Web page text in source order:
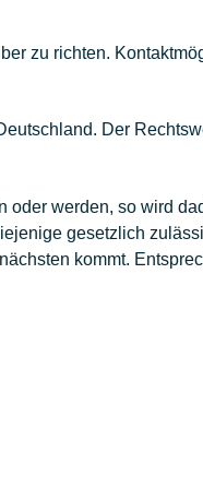
zu richten.
Der
werden, so wird
gesetzlich
kommt.